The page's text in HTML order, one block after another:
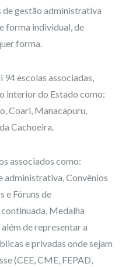
gestão administrativa
forma individual, de
forma.
escolas associadas,
interior do Estado como:
Coari, Manacapuru,
Cachoeira.
associados como:
administrativa, Convênios
e Fóruns de
Medalha
de representar a
e privadas onde sejam
(CEE, CME, FEPAD,